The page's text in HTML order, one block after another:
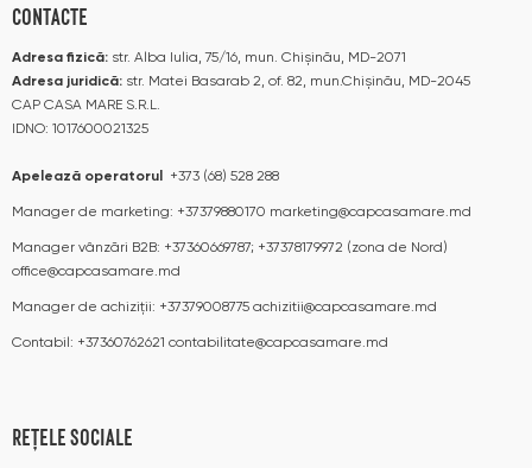
CONTACTE
Adresa fizică: str. Alba Iulia, 75/16, mun. Chișinău, MD-2071
Adresa juridică: str. Matei Basarab 2, of. 82, mun.Chișinău, MD-2045
CAP CASA MARE S.R.L.
IDNO: 1017600021325
Apelează operatorul +373 (68) 528 288
Manager de marketing: +37379880170 marketing@capcasamare.md
Manager vânzări B2B: +37360669787; +37378179972 (zona de Nord)
office@capcasamare.md
Manager de achiziții: +37379008775 achizitii@capcasamare.md
Contabil: +37360762621 contabilitate@capcasamare.md
REȚELE SOCIALE